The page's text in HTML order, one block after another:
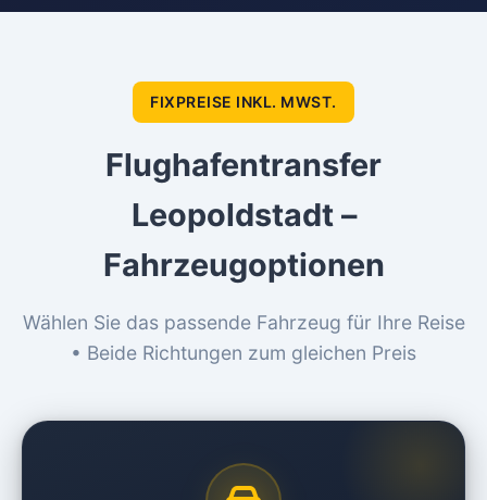
FIXPREISE INKL. MWST.
Flughafentransfer
Leopoldstadt –
Fahrzeugoptionen
Wählen Sie das passende Fahrzeug für Ihre Reise
• Beide Richtungen zum gleichen Preis